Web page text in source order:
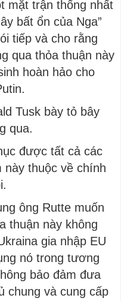
mặt trận thống nhất
bất ổn của Nga”
tiếp và cho rằng
qua thỏa thuận này
hoàn hảo cho
Tusk bày tỏ bây
qua.
được tất cả các
này thuộc về chính
ông Rutte muốn
thuận này không
gia nhập EU
nó trong tương
bảo đảm đưa
chung và cung cấp